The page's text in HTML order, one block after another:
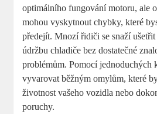
optimálního fungování motoru, ale
mohou vyskytnout chybky, které
předejít. Mnozí řidiči se snaží
údržbu chladiče bez dostatečné
problémům. Pomocí jednoduchých
vyvarovat běžným omylům, které
životnost vašeho vozidla nebo
poruchy.